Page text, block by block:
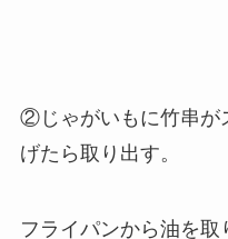
②じゃがいもに竹串が
げたら取り出す。
フライパンから油を